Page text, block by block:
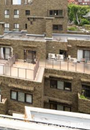
ルーフテラスからの眺望